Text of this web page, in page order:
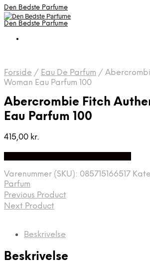
Den Bedste Parfume
Den Bedste Parfume
Forside / Eau De Parfum /
Woman Eau Parfum 100
Abercrombie Fitch
Eau Parfum 100
415,00 kr.
Varenummer (SKU): 085715166517
Parfum
Previous Product
Next Product
Beskrivelse
Beskrivelse